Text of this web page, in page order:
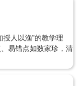
授人以渔”的教学理
易错点如数家珍，清